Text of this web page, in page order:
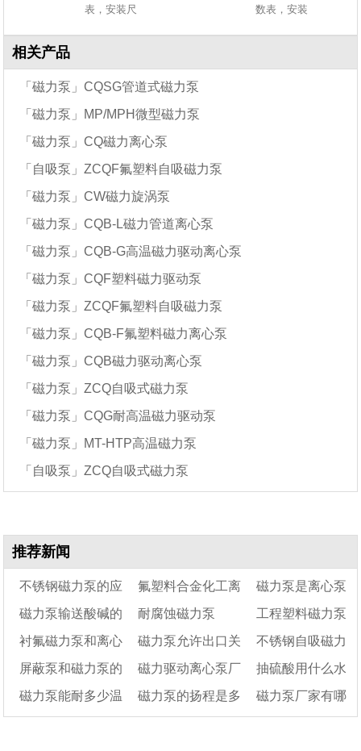
表，安装尺
数表，安装
相关产品
「磁力泵」CQSG管道式磁力泵
「磁力泵」MP/MPH微型磁力泵
「磁力泵」CQ磁力离心泵
「自吸泵」ZCQF氟塑料自吸磁力泵
「磁力泵」CW磁力旋涡泵
「磁力泵」CQB-L磁力管道离心泵
「磁力泵」CQB-G高温磁力驱动离心泵
「磁力泵」CQF塑料磁力驱动泵
「磁力泵」ZCQF氟塑料自吸磁力泵
「磁力泵」CQB-F氟塑料磁力离心泵
「磁力泵」CQB磁力驱动离心泵
「磁力泵」ZCQ自吸式磁力泵
「磁力泵」CQG耐高温磁力驱动泵
「磁力泵」MT-HTP高温磁力泵
「自吸泵」ZCQ自吸式磁力泵
推荐新闻
不锈钢磁力泵的应
用场景
氟塑料合金化工离
心泵——氟塑料合金
磁力泵结构图
磁力泵是离心泵
的一种吗
磁力泵输送酸碱的
原理
耐腐蚀磁力泵 工程塑料磁力泵
的流量不足怎么解
决?
衬氟磁力泵和离心
泵有什么区别
磁力泵允许出口关
闭吗
不锈钢自吸磁力
泵结构组成及特点
屏蔽泵和磁力泵的
区别在哪
磁力驱动离心泵厂
家十大品牌排行榜
抽硫酸用什么水
泵好
磁力泵能耐多少温 磁力泵的扬程是多 磁力泵厂家有哪